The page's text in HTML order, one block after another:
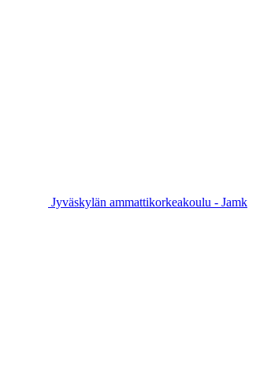
Jyväskylän ammattikorkeakoulu - Jamk